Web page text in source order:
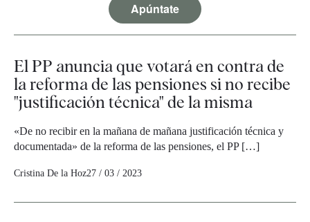
Apúntate
El PP anuncia que votará en contra de
la reforma de las pensiones si no recibe
"justificación técnica" de la misma
«De no recibir en la mañana de mañana justificación técnica y
documentada» de la reforma de las pensiones, el PP […]
Cristina De la Hoz27 / 03 / 2023